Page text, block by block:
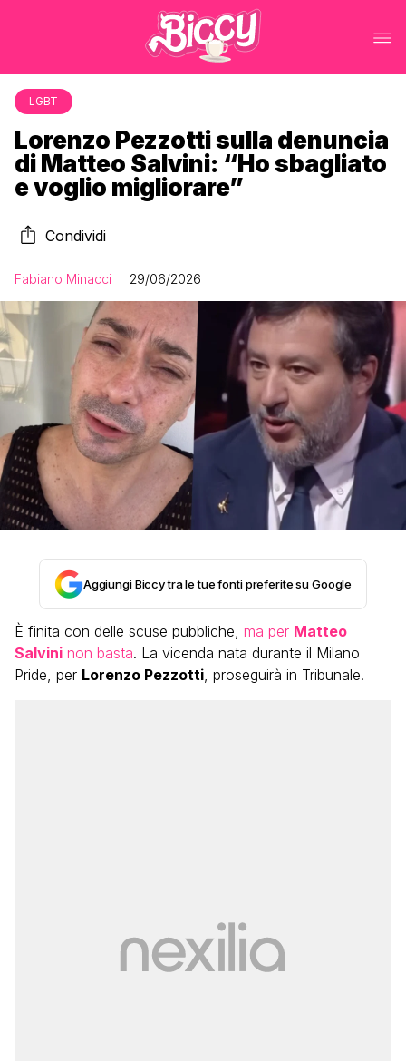
LGBT
Lorenzo Pezzotti sulla denuncia
di Matteo Salvini: “Ho sbagliato
e voglio migliorare”
Condividi
Fabiano Minacci 29/06/2026
Aggiungi Biccy tra le tue fonti preferite su Google
È finita con delle scuse pubbliche, ma per Matteo
Salvini non basta. La vicenda nata durante il Milano
Pride, per Lorenzo Pezzotti, proseguirà in Tribunale.